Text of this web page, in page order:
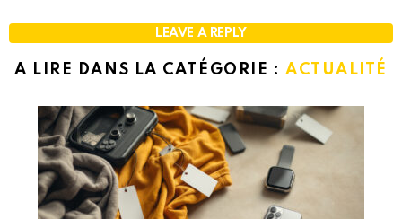
LEAVE A REPLY
A LIRE DANS LA CATÉGORIE : ACTUALITÉ